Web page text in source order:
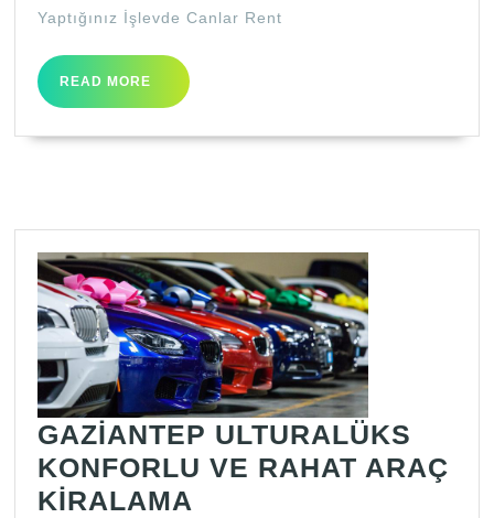
Yaptığınız İşlevde Canlar Rent
READ MORE
READ
MORE
GAZİANTEP ULTURALÜKS
KONFORLU VE RAHAT ARAÇ
KİRALAMA